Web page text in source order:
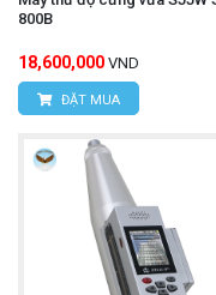
800B
18,600,000 VND
ĐẶT MUA